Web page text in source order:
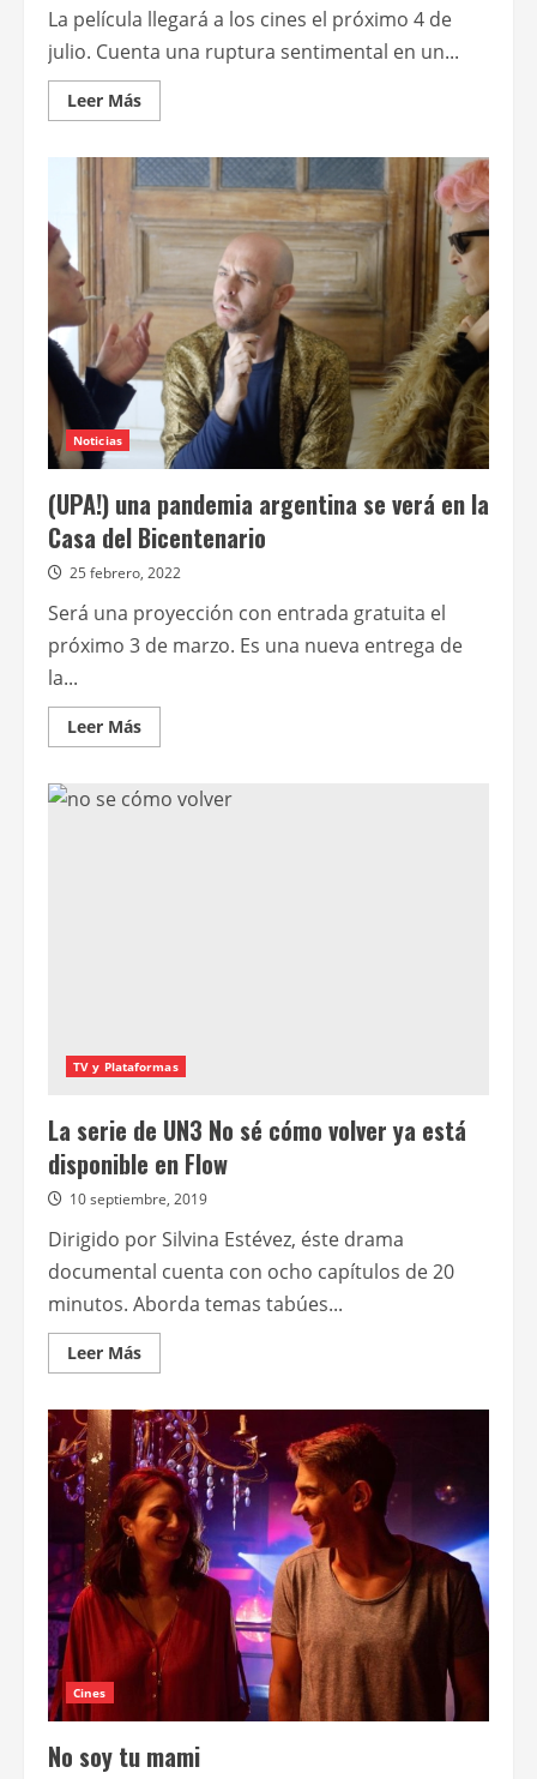
La película llegará a los cines el próximo 4 de
julio. Cuenta una ruptura sentimental en un...
Leer MásLeer
más
Se
estrena
La
ruptura,
primer
largometraje
como
directora
de
Marina
Glezer
Noticias
(UPA!) una pandemia argentina se verá en la
Casa del Bicentenario
25 febrero, 2022
Será una proyección con entrada gratuita el
próximo 3 de marzo. Es una nueva entrega de
la...
Leer MásLeer
más
(UPA!)
una
TV y Plataformas
La serie de UN3 No sé cómo volver ya está
disponible en Flow
10 septiembre, 2019
Dirigido por Silvina Estévez, éste drama
documental cuenta con ocho capítulos de 20
minutos. Aborda temas tabúes...
Leer MásLeer
más
La
serie
de
UN3
No
sé
cómo
volver
ya
está
disponible
en
Flow
Cines
No soy tu mami